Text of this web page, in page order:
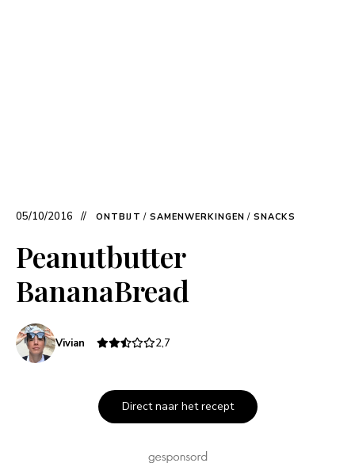
05/10/2016 ONTBIJT / SAMENWERKINGEN / SNACKS
Peanutbutter
BananaBread
Vivian 2,7
Direct naar het recept